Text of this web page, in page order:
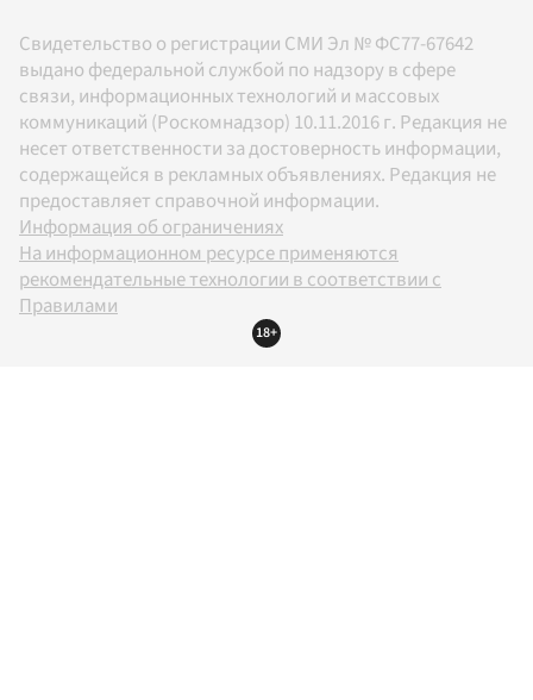
Свидетельство о регистрации СМИ Эл № ФС77-67642
выдано федеральной службой по надзору в сфере
связи, информационных технологий и массовых
коммуникаций (Роскомнадзор) 10.11.2016 г. Редакция не
несет ответственности за достоверность информации,
содержащейся в рекламных объявлениях. Редакция не
предоставляет справочной информации.
Информация об ограничениях
На информационном ресурсе применяются
рекомендательные технологии в соответствии с
Правилами
18+